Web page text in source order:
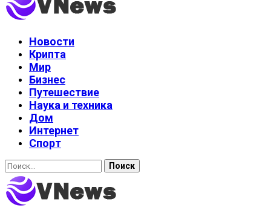
Новости
Крипта
Мир
Бизнес
Путешествие
Наука и техника
Дом
Интернет
Спорт
Найти: